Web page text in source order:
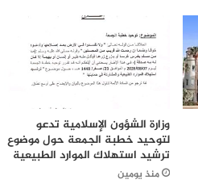
وزارة الشؤون الإسلامية تدعو
لتوحيد خطبة الجمعة حول موضوع
ترشيد استهلاك الموارد الطبيعية
منذ يومين